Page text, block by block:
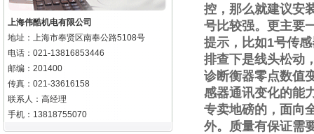
上海伟酷机电有限公司
地址：上海市奉贤区南奉公路5108号
电话：021-13816853446
邮编：201400
传真：021-33616158
联系人：高经理
手机：13818755070
控，那么就建议安
号比较强。更主要
提示，比如1号传
排查下是线头松动
诊断衡器零点数值
感器通讯变化的能
专卖地磅的，面向
外。质量有保证需